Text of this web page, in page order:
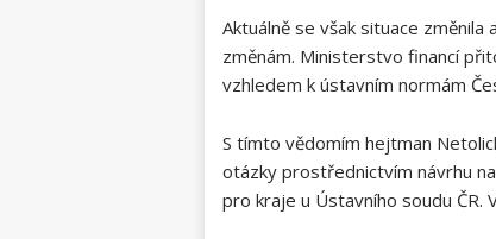
Aktuálně se však situace
změnám. Ministerstvo financí
vzhledem k ústavním normám
S tímto vědomím hejtman
otázky prostřednictvím návrhu
pro kraje u Ústavního soudu ČR.